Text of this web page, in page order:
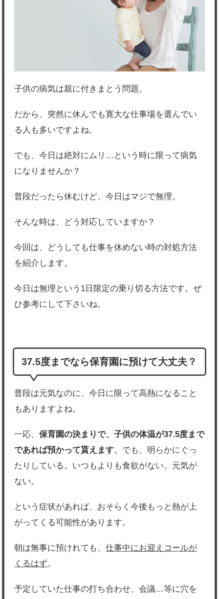
子供の病気は親に付きまとう問題。
だから、突然に休んでも寛大な仕事場を選んでい
る人も多いですよね。
でも、今日は絶対にムリ…という時に限って病気
になりませんか？
普段だったら休むけど、今日はマジで無理。
そんな時は、どう対応していますか？
今回は、どうしても仕事を休めない時の対処方法
を紹介します。
今日は無理という1日限定の乗り切る方法です。ぜ
ひ参考にして下さいね。
37.5度までなら保育園に預けて大丈夫？
普段は元気なのに、今日に限って高熱になること
もありますよね。
一応、保育園の決まりで、子供の体温が37.5度まで
であれば預かって貰えます。でも、明らかにぐっ
たりしている。いつもよりも食欲がない。元気が
ない。
という症状があれば、おそらく今後もっと熱が上
がってくる可能性があります。
朝は無事に預けれても、仕事中にお迎えコールが
くるはず。
予定していた仕事の打ち合わせ、会議…等に穴を